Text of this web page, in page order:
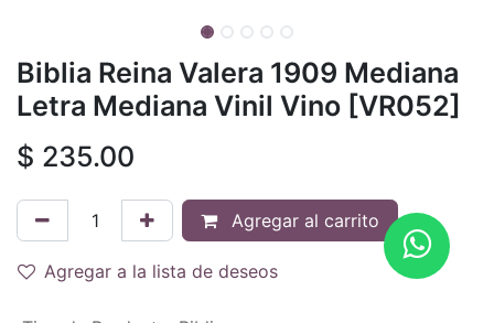
Biblia Reina Valera 1909 Mediana
Letra Mediana Vinil Vino [VR052]
$ 235.00
Agregar al carrito
Agregar a la lista de deseos